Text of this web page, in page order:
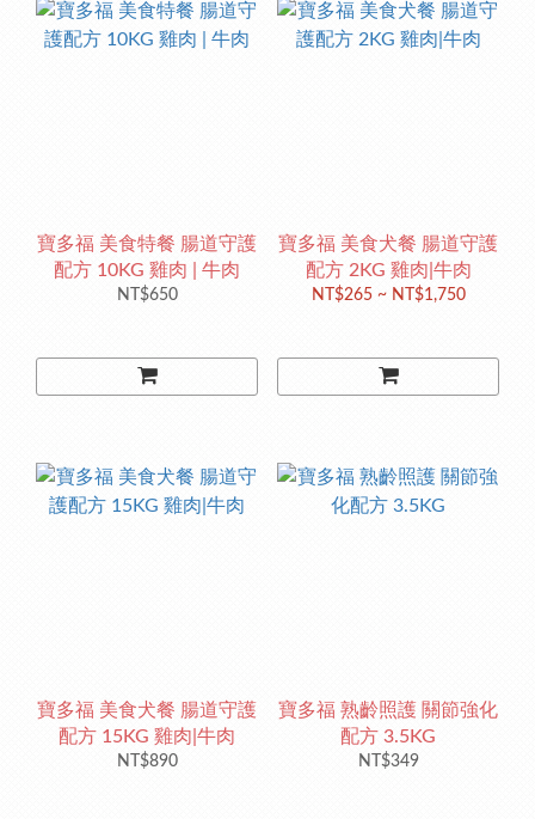
寶多福 美食特餐 腸道守護
配方 10KG 雞肉 | 牛肉
NT$650
寶多福 美食犬餐 腸道守護
配方 2KG 雞肉|牛肉
NT$265 ~ NT$1,750
寶多福 美食犬餐 腸道守護
配方 15KG 雞肉|牛肉
NT$890
寶多福 熟齡照護 關節強化
配方 3.5KG
NT$349